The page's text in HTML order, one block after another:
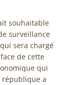
souhaitable
surveillance
sera chargé
de cette
qui
république a